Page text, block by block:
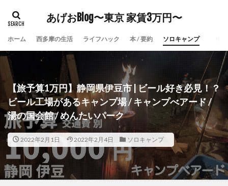
あげおBlog〜東京 家賃3万円〜
ホーム 西多摩の生活 ライフハック 本 / 要約 ソロキャンプ
【旅予算1万円】静岡県伊豆市 | ビール好き必見！？
ビール工場があるキャンプ場 / キャンプべアード /
湯の国会館 / めんたいパーク
2022年2月1日 2022年2月4日 ソロキャンプ